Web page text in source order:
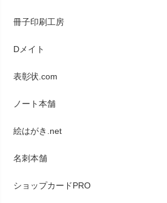
冊子印刷工房
Dメイト
表彰状.com
ノート本舗
絵はがき.net
名刺本舗
ショップカードPRO